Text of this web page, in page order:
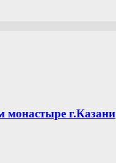
монастыре г.Казани